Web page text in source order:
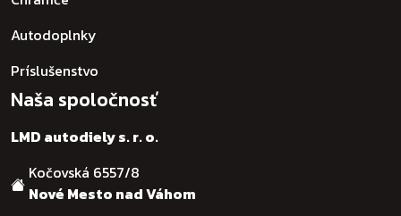
Autodoplnky
Príslušenstvo
Naša spoločnosť
LMD autodiely s. r. o.
Kočovská 6557/8
Nové Mesto nad Váhom